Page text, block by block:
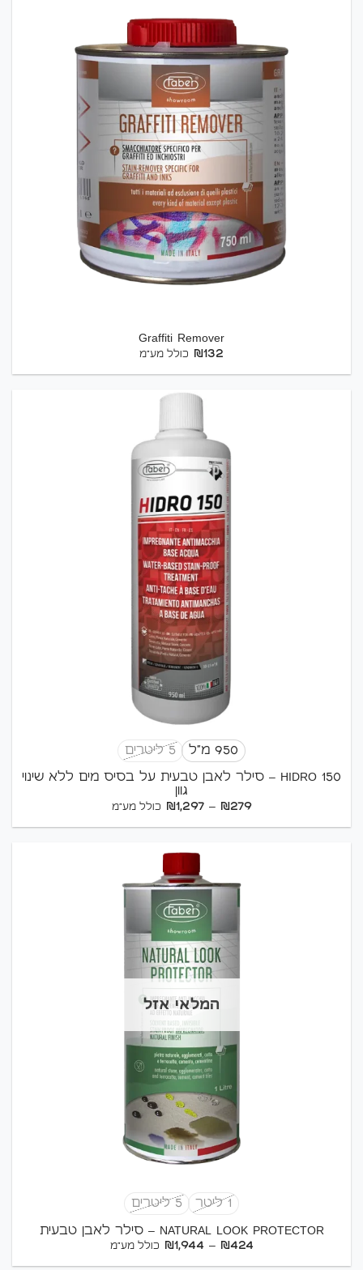
Graffiti Remover
₪132 כולל מע"מ
950 מ"ל
5 ליטרים
HIDRO 150 – סילר לאבן טבעית על בסיס מים ללא שינוי
גוון
₪279
–
₪1,297 טווח
⁦₪279⁩
כולל מע"מ
המלאי אזל
1 ליטר
5 ליטרים
NATURAL LOOK PROTECTOR – סילר לאבן טבעית
₪424
–
₪1,944 טווח
⁦₪424⁩
כולל מע"מ